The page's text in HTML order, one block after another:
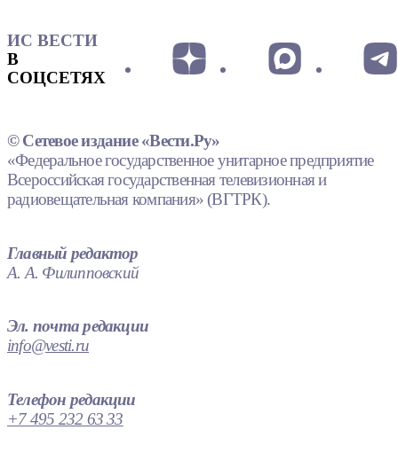
ИС ВЕСТИ
В
СОЦСЕТЯХ
© Сетевое издание «Вести.Ру»
«Федеральное государственное унитарное предприятие
Всероссийская государственная телевизионная и
радиовещательная компания» (ВГТРК).
Главный редактор
А. А. Филипповский
Эл. почта редакции
info@vesti.ru
Телефон редакции
+7 495 232 63 33